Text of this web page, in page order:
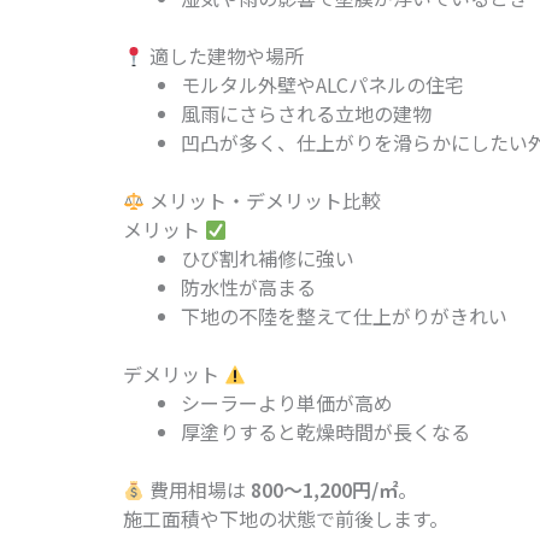
適した建物や場所
モルタル外壁やALCパネルの住宅
風雨にさらされる立地の建物
凹凸が多く、仕上がりを滑らかにしたい
メリット・デメリット比較
メリット
ひび割れ補修に強い
防水性が高まる
下地の不陸を整えて仕上がりがきれい
デメリット
シーラーより単価が高め
厚塗りすると乾燥時間が長くなる
費用相場は 800〜1,200円/㎡。
施工面積や下地の状態で前後します。